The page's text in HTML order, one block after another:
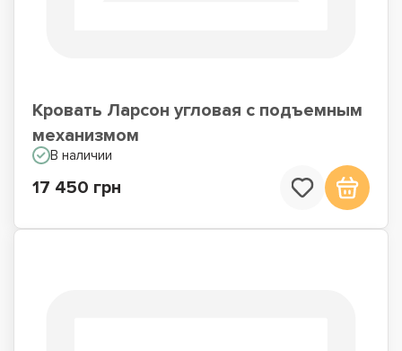
Кровать Ларсон угловая с подъемным
механизмом
В наличии
17 450 грн